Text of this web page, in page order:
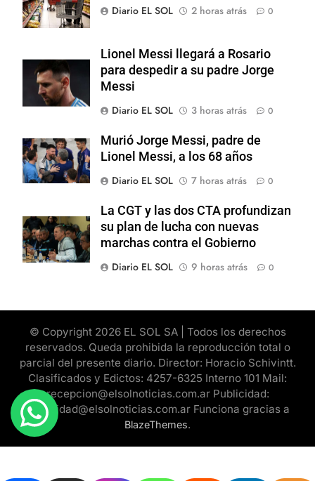
Diario EL SOL
2 horas atrás 0
Lionel Messi llegará a Rosario
para despedir a su padre Jorge
Messi
Diario EL SOL
3 horas atrás 0
Murió Jorge Messi, padre de
Lionel Messi, a los 68 años
Diario EL SOL
7 horas atrás 0
La CGT y las dos CTA profundizan
su plan de lucha con nuevas
marchas contra el Gobierno
Diario EL SOL
9 horas atrás 0
© Copyright 2026 EL SOL SA | Todos los derechos
reservados. Queda prohibida la reproducción total o
parcial del presente diario. Director: Horacio Schivintt.
Clasificados y Edictos: 4257-6325 Interno 101 Mail:
recepcion@elsolnoticias.com.ar Publicidad:
publicidad@elsolnoticias.com.ar Funciona gracias a
BlazeThemes.